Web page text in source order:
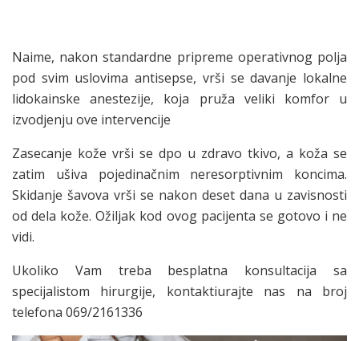
Naime, nakon standardne pripreme operativnog polja
pod svim uslovima antisepse, vrši se davanje lokalne
lidokainske anestezije, koja pruža veliki komfor u
izvodjenju ove intervencije
Zasecanje kože vrši se dpo u zdravo tkivo, a koža se
zatim ušiva pojedinačnim neresorptivnim koncima.
Skidanje šavova vrši se nakon deset dana u zavisnosti
od dela kože. Ožiljak kod ovog pacijenta se gotovo i ne
vidi.
Ukoliko Vam treba besplatna konsultacija sa
specijalistom hirurgije, kontaktiurajte nas na broj
telefona 069/2161336